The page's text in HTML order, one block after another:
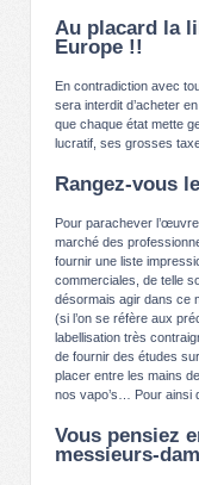
Au placard la
Europe !!
En contradiction avec
sera interdit d’acheter
que chaque état mette
lucratif, ses grosses
Rangez-vous
Pour parachever
marché des
fournir une liste
commerciales, de telle
désormais agir dans ce
(si l’on se réfère aux
labellisation très
de fournir des études
placer entre les mains
nos vapo’s… Pour ainsi
Vous pensiez
messieurs-